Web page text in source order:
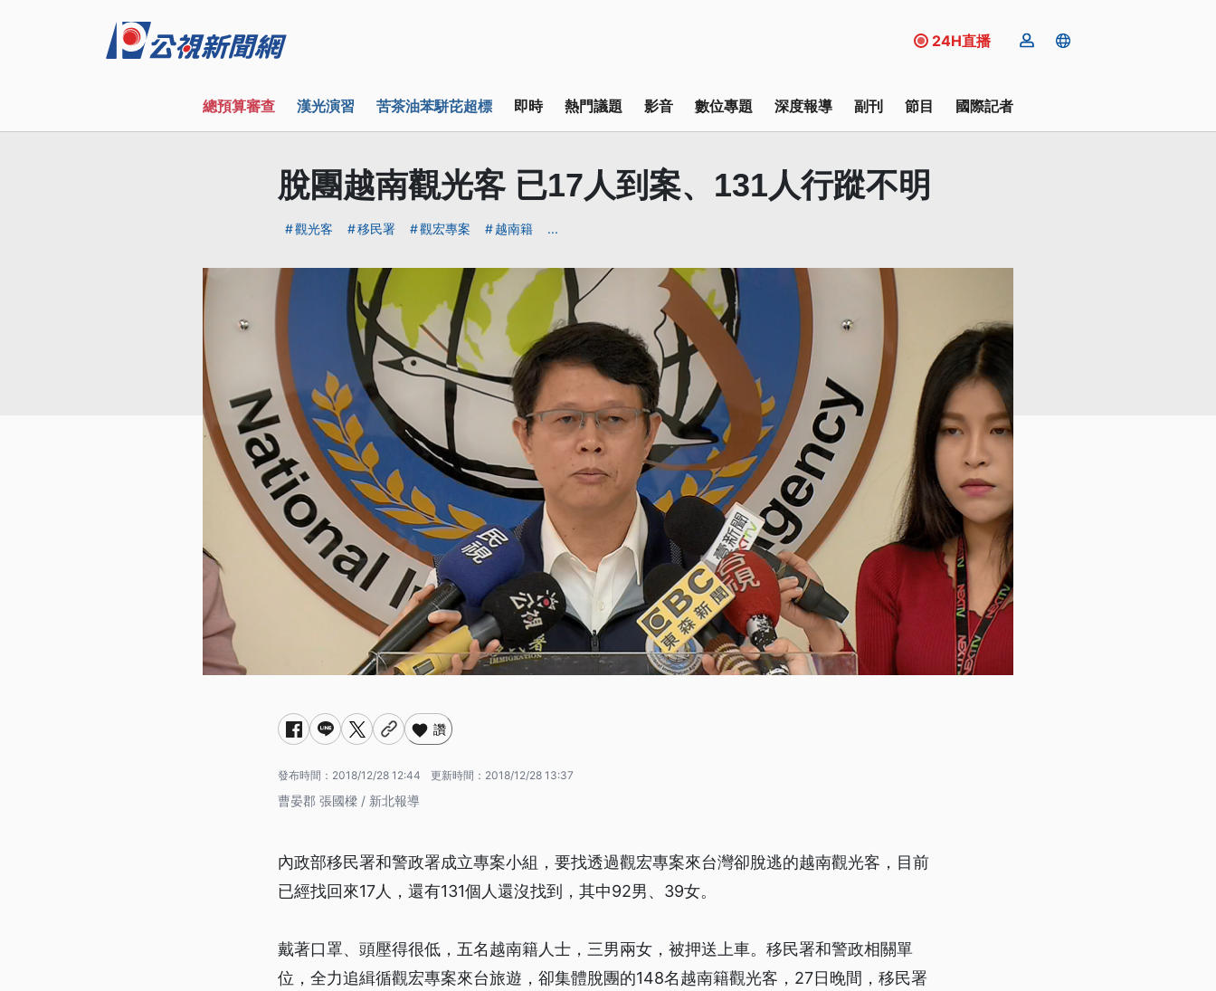
24H直播
總預算審查 漢光演習 苦茶油苯駢芘超標 即時 熱門議題 影音 數位專題 深度報導 副刊 節目 國際記者
脫團越南觀光客 已17人到案、131人行蹤不明
觀光客 移民署 觀宏專案 越南籍 ...
讚
發布時間： 2018/12/28 12:44 更新時間： 2018/12/28 13:37
曹晏郡 張國樑 / 新北報導
內政部移民署和警政署成立專案小組，要找透過觀宏專案來台灣卻脫逃的越南觀光客，目前
已經找回來17人，還有131個人還沒找到，其中92男、39女。
戴著口罩、頭壓得很低，五名越南籍人士，三男兩女，被押送上車。移民署和警政相關單
位，全力追緝循觀宏專案來台旅遊，卻集體脫團的148名越南籍觀光客，27日晚間，移民署